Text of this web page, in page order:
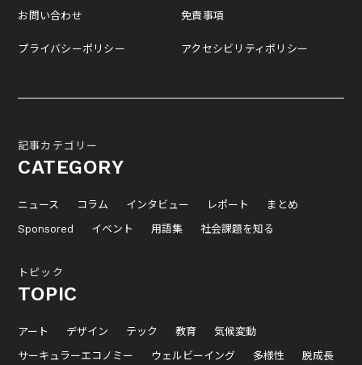
お問い合わせ
プライバシーポリシー
免責事項
アクセシビリティポリシー
記事カテゴリー
CATEGORY
ニュース コラム インタビュー レポート
まとめ
Sponsored
イベント 用語集 社会課題を知る
トピック
TOPIC
アート デザイン テック 教育
気候変動
サーキュラーエコノミー
ウェルビーイング 多様性 脱成長